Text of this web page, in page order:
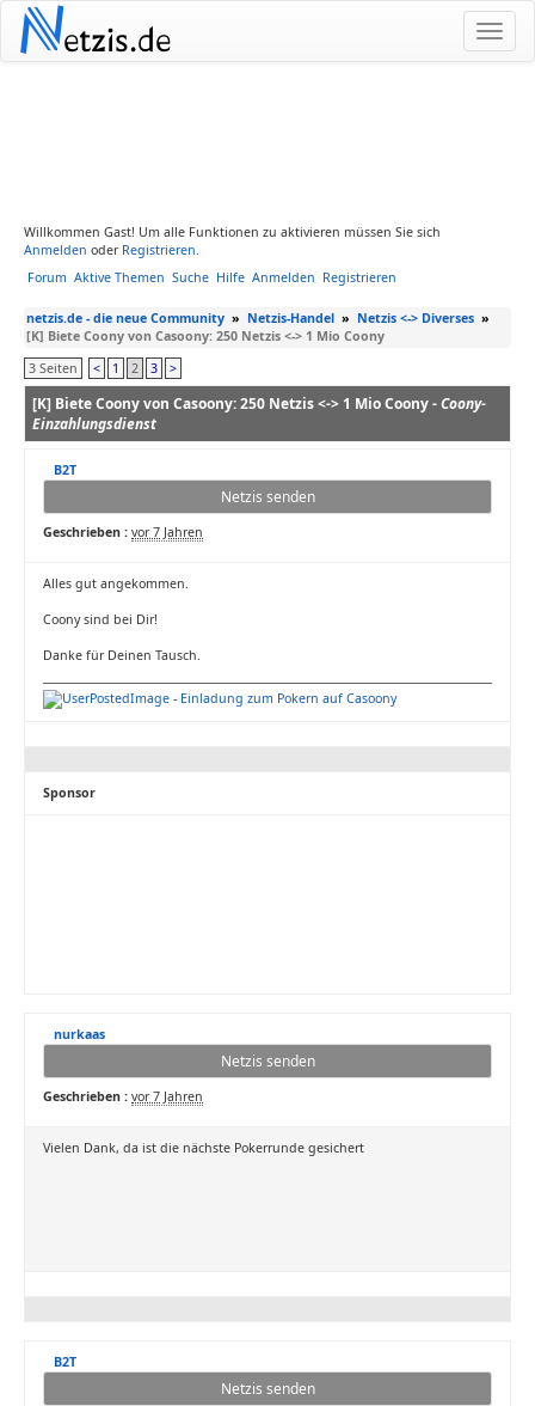
Netzis.de
Willkommen Gast! Um alle Funktionen zu aktivieren müssen Sie sich
Anmelden oder Registrieren.
Forum Aktive Themen Suche Hilfe Anmelden Registrieren
netzis.de - die neue Community » Netzis-Handel » Netzis <-> Diverses »
[K] Biete Coony von Casoony: 250 Netzis <-> 1 Mio Coony
3 Seiten
< 1 2 3 >
[K] Biete Coony von Casoony: 250 Netzis <-> 1 Mio Coony -Coony-
Einzahlungsdienst
B2T
Netzis senden
Geschrieben : vor 7 Jahren
Alles gut angekommen.
Coony sind bei Dir!
Danke für Deinen Tausch.
- Einladung zum Pokern auf Casoony
Sponsor
nurkaas
Netzis senden
Geschrieben : vor 7 Jahren
Vielen Dank, da ist die nächste Pokerrunde gesichert
B2T
Netzis senden